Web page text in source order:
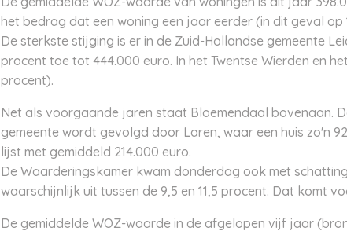
het bedrag dat een woning een jaar eerder (in dit geval
De sterkste stijging is er in de Zuid-Hollandse gemeente
procent toe tot 444.000 euro. In het Twentse Wierden en
procent).
Net als voorgaande jaren staat Bloemendaal bovenaan.
gemeente wordt gevolgd door Laren, waar een huis zo'n
lijst met gemiddeld 214.000 euro.
De Waarderingskamer kwam donderdag ook met
waarschijnlijk uit tussen de 9,5 en 11,5 procent. Dat komt
De gemiddelde WOZ-waarde in de afgelopen vijf jaar